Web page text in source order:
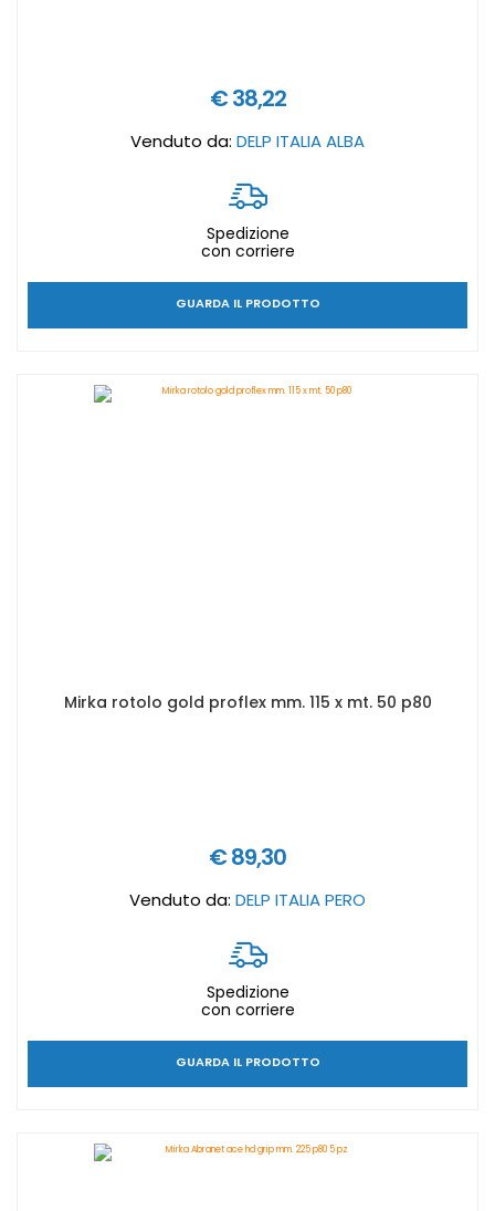
€ 38,22
Venduto da: DELP ITALIA ALBA
Spedizione
con corriere
GUARDA IL PRODOTTO
Mirka rotolo gold proflex mm. 115 x mt. 50 p80
€ 89,30
Venduto da: DELP ITALIA PERO
Spedizione
con corriere
GUARDA IL PRODOTTO